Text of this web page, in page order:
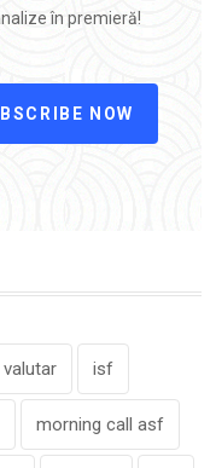
în premieră!
NOW
isf
morning call asf